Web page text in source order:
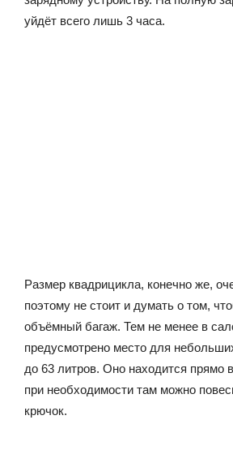
уйдёт всего лишь 3 часа.
Размер квадрицикла, конечно же,
поэтому не стоит и думать о том,
объёмный багаж. Тем не менее в
предусмотрено место для
до 63 литров. Оно находится прямо
при необходимости там можно
крючок.